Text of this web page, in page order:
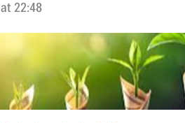
22:48